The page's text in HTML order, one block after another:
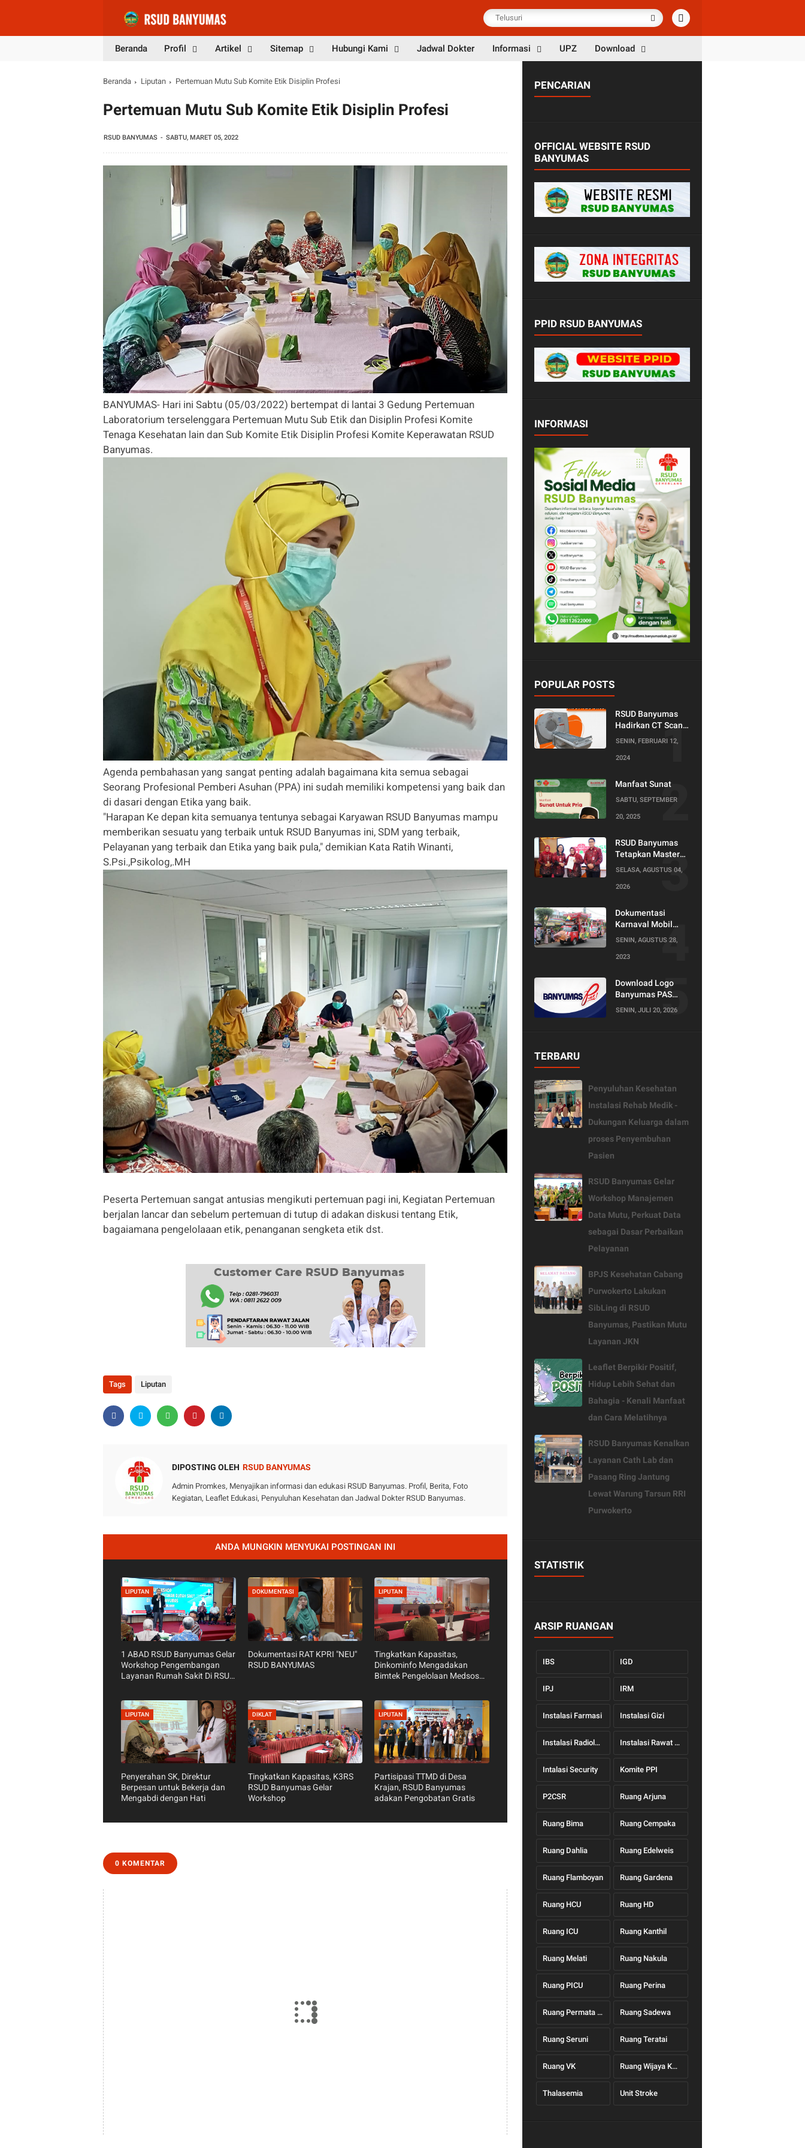
Beranda Profil Artikel Sitemap Hubungi Kami Jadwal Dokter Informasi UPZ Download
Beranda Liputan Pertemuan Mutu Sub Komite Etik Disiplin Profesi
Pertemuan Mutu Sub Komite Etik Disiplin Profesi
RSUD BANYUMAS SABTU, MARET 05, 2022
BANYUMAS- Hari ini Sabtu (05/03/2022) bertempat di lantai 3 Gedung Pertemuan
Laboratorium terselenggara Pertemuan Mutu Sub Etik dan Disiplin Profesi Komite
Tenaga Kesehatan lain dan Sub Komite Etik Disiplin Profesi Komite Keperawatan RSUD
Banyumas.
Agenda pembahasan yang sangat penting adalah bagaimana kita semua sebagai
Seorang Profesional Pemberi Asuhan (PPA) ini sudah memiliki kompetensi yang baik dan
di dasari dengan Etika yang baik.
"Harapan Ke depan kita semuanya tentunya sebagai Karyawan RSUD Banyumas mampu
memberikan sesuatu yang terbaik untuk RSUD Banyumas ini, SDM yang terbaik,
Pelayanan yang terbaik dan Etika yang baik pula," demikian Kata Ratih Winanti,
S.Psi.,Psikolog,.MH
Peserta Pertemuan sangat antusias mengikuti pertemuan pagi ini, Kegiatan Pertemuan
berjalan lancar dan sebelum pertemuan di tutup di adakan diskusi tentang Etik,
bagaiamana pengelolaaan etik, penanganan sengketa etik dst.
Tags Liputan
DIPOSTING OLEH RSUD BANYUMAS
Admin Promkes, Menyajikan informasi dan edukasi RSUD Banyumas. Profil, Berita, Foto
Kegiatan, Leaflet Edukasi, Penyuluhan Kesehatan dan Jadwal Dokter RSUD Banyumas.
ANDA MUNGKIN MENYUKAI POSTINGAN INI
LIPUTAN
1 ABAD RSUD Banyumas Gelar
Workshop Pengembangan
Layanan Rumah Sakit Di RSUD
DOKUMENTASI
Dokumentasi RAT KPRI "NEU"
RSUD BANYUMAS
LIPUTAN
Tingkatkan Kapasitas,
Dinkominfo Mengadakan
Bimtek Pengelolaan Medsos
LIPUTAN
Penyerahan SK, Direktur
Berpesan untuk Bekerja dan
Mengabdi dengan Hati
DIKLAT
Tingkatkan Kapasitas, K3RS
RSUD Banyumas Gelar
Workshop
LIPUTAN
Partisipasi TTMD di Desa
Krajan, RSUD Banyumas
adakan Pengobatan Gratis
0 KOMENTAR
PENCARIAN
OFFICIAL WEBSITE RSUD
BANYUMAS
PPID RSUD BANYUMAS
INFORMASI
POPULAR POSTS
RSUD Banyumas
Hadirkan CT Scan
128 Slice!
untuk Pemeriksaan
Nyaman dan
SENIN, FEBRUARI 12,
2024
Manfaat Sunat
SABTU, SEPTEMBER
20, 2025
RSUD Banyumas
Tetapkan Master
Konselor dan
Perkuat Peran
Layanan
Kesehatan
SELASA, AGUSTUS 04,
2026
Dokumentasi
Karnaval Mobil
Hias Tahun 2023
SENIN, AGUSTUS 28,
2023
Download Logo
Banyumas PAS
(Produktif Adil dan
SENIN, JULI 20, 2026
TERBARU
Penyuluhan Kesehatan
Instalasi Rehab Medik -
Dukungan Keluarga dalam
proses Penyembuhan
Pasien
RSUD Banyumas Gelar
Workshop Manajemen
Data Mutu, Perkuat Data
sebagai Dasar Perbaikan
Pelayanan
BPJS Kesehatan Cabang
Purwokerto Lakukan
SibLing di RSUD
Banyumas, Pastikan Mutu
Layanan JKN
Leaflet Berpikir Positif,
Hidup Lebih Sehat dan
Bahagia - Kenali Manfaat
dan Cara Melatihnya
RSUD Banyumas Kenalkan
Layanan Cath Lab dan
Pasang Ring Jantung
Lewat Warung Tarsun RRI
Purwokerto
STATISTIK
ARSIP RUANGAN
IBS IGD
IPJ IRM
Instalasi Farmasi Instalasi Gizi
Instalasi Radiologi Instalasi Rawat Jalan
Intalasi Security Komite PPI
P2CSR Ruang Arjuna
Ruang Bima Ruang Cempaka
Ruang Dahlia Ruang Edelweis
Ruang Flamboyan Ruang Gardena
Ruang HCU Ruang HD
Ruang ICU Ruang Kanthil
Ruang Melati Ruang Nakula
Ruang PICU Ruang Perina
Ruang Permata Hati Ruang Sadewa
Ruang Seruni Ruang Teratai
Ruang VK Ruang Wijaya Kusuma
Thalasemia Unit Stroke